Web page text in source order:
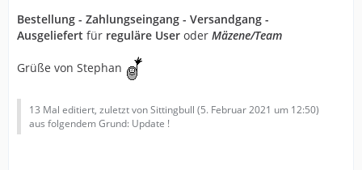
Bestellung - Zahlungseingang - Versandgang -
Ausgeliefert für reguläre User oder Mäzene/Team
Grüße von Stephan
13 Mal editiert, zuletzt von Sittingbull (5. Februar 2021 um 12:50)
aus folgendem Grund: Update !